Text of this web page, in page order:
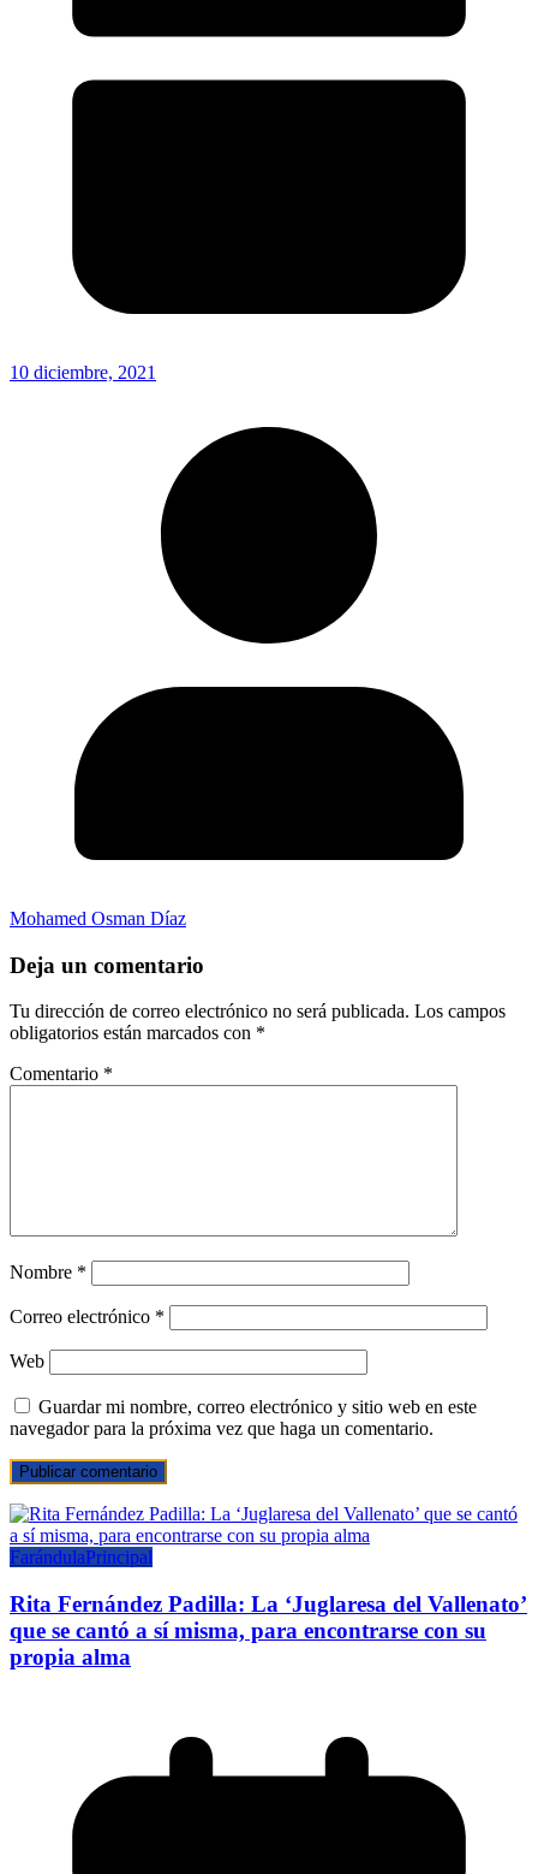
10 diciembre, 2021
Mohamed Osman Díaz
Deja un comentario
Tu dirección de correo electrónico no será publicada. Los campos
obligatorios están marcados con *
Comentario *
Nombre *
Correo electrónico *
Web
Guardar mi nombre, correo electrónico y sitio web en este
navegador para la próxima vez que haga un comentario.
FarándulaPrincipal
Rita Fernández Padilla: La ‘Juglaresa del Vallenato’
que se cantó a sí misma, para encontrarse con su
propia alma